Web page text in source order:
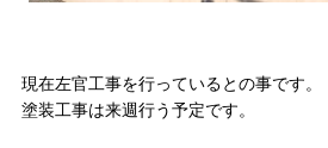
現在左官工事を行っているとの事です。
塗装工事は来週行う予定です。